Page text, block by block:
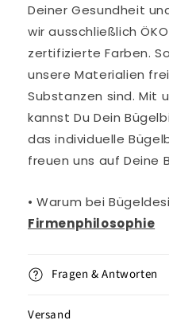
Deiner Gesundheit
wir ausschließlich
zertifizierte Farben.
unsere Materialien
Substanzen sind. Mit
kannst Du Dein
das individuelle
freuen uns auf Deine
• Warum bei
Firmenphilosophie
Fragen & Antworten
Versand